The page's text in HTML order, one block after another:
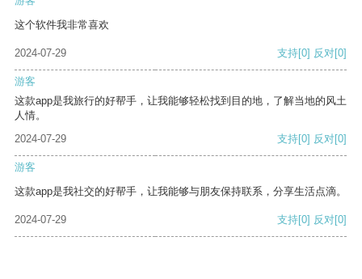
这个软件我非常喜欢
2024-07-29 支持[0] 反对[0]
游客
这款app是我旅行的好帮手，让我能够轻松找到目的地，了解当地的风土
人情。
2024-07-29
支持[0] 反对[0]
游客
这款app是我社交的好帮手，让我能够与朋友保持联系，分享生活点滴。
2024-07-29 支持[0] 反对[0]